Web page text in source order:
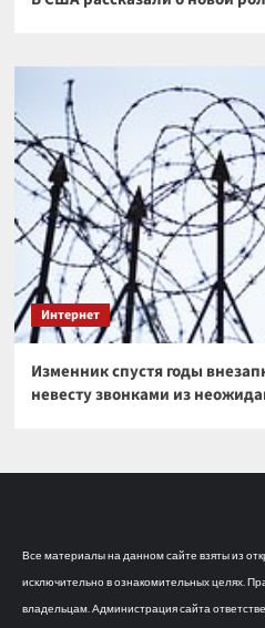
Интернет
Изменник спустя годы
невесту звонками из
Все материалы на данном сайте взяты из
исключительно в ознакомительных целях.
владельцам. Администрация сайта